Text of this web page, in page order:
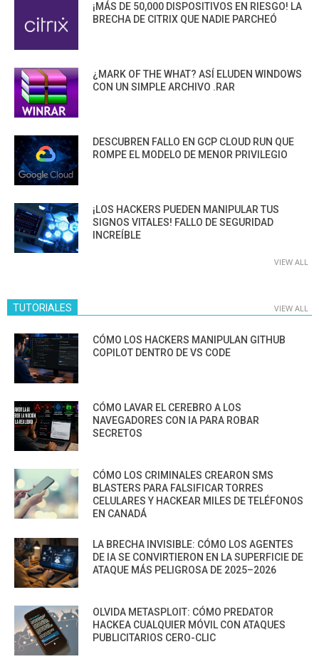
¡MÁS DE 50,000 DISPOSITIVOS EN RIESGO! LA
BRECHA DE CITRIX QUE NADIE PARCHEÓ
¿MARK OF THE WHAT? ASÍ ELUDEN WINDOWS
CON UN SIMPLE ARCHIVO .RAR
DESCUBREN FALLO EN GCP CLOUD RUN QUE
ROMPE EL MODELO DE MENOR PRIVILEGIO
¡LOS HACKERS PUEDEN MANIPULAR TUS
SIGNOS VITALES! FALLO DE SEGURIDAD
INCREÍBLE
VIEW ALL
TUTORIALES VIEW ALL
CÓMO LOS HACKERS MANIPULAN GITHUB
COPILOT DENTRO DE VS CODE
CÓMO LAVAR EL CEREBRO A LOS
NAVEGADORES CON IA PARA ROBAR
SECRETOS
CÓMO LOS CRIMINALES CREARON SMS
BLASTERS PARA FALSIFICAR TORRES
CELULARES Y HACKEAR MILES DE TELÉFONOS
EN CANADÁ
LA BRECHA INVISIBLE: CÓMO LOS AGENTES
DE IA SE CONVIRTIERON EN LA SUPERFICIE DE
ATAQUE MÁS PELIGROSA DE 2025–2026
OLVIDA METASPLOIT: CÓMO PREDATOR
HACKEA CUALQUIER MÓVIL CON ATAQUES
PUBLICITARIOS CERO-CLIC